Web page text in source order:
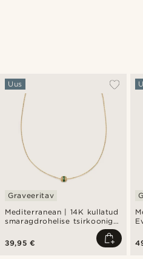
Mediterranean | 14K kullatud
smaragdrohelise tsirkooniga
pavé tünnikujulise ripatsiga
kaelakee
Uus
Graveeritav
39,95 €